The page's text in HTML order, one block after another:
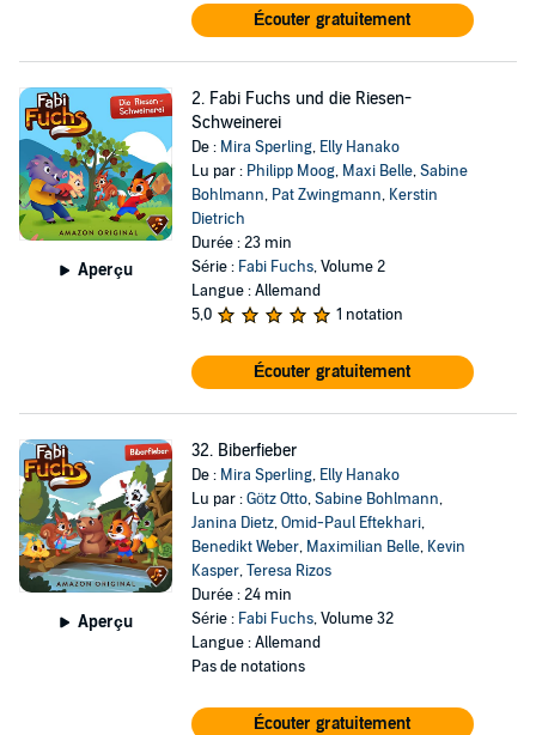
Écouter gratuitement
Aperçu
2. Fabi Fuchs und die Riesen-
Schweinerei
De : Mira Sperling, Elly Hanako
Lu par : Philipp Moog, Maxi Belle,Sabine
Bohlmann, Pat Zwingmann, Kerstin
Dietrich
Durée : 23 min
Série : Fabi Fuchs, Volume 2
Langue : Allemand
5,0
1 notation
Écouter gratuitement
Aperçu
32. Biberfieber
De : Mira Sperling, Elly Hanako
Lu par :Götz Otto,Sabine Bohlmann,
Janina Dietz,Omid-Paul Eftekhari,
Benedikt Weber, Maximilian Belle, Kevin
Kasper,Teresa Rizos
Durée : 24 min
Série : Fabi Fuchs, Volume 32
Langue : Allemand
Pas de notations
Écouter gratuitement